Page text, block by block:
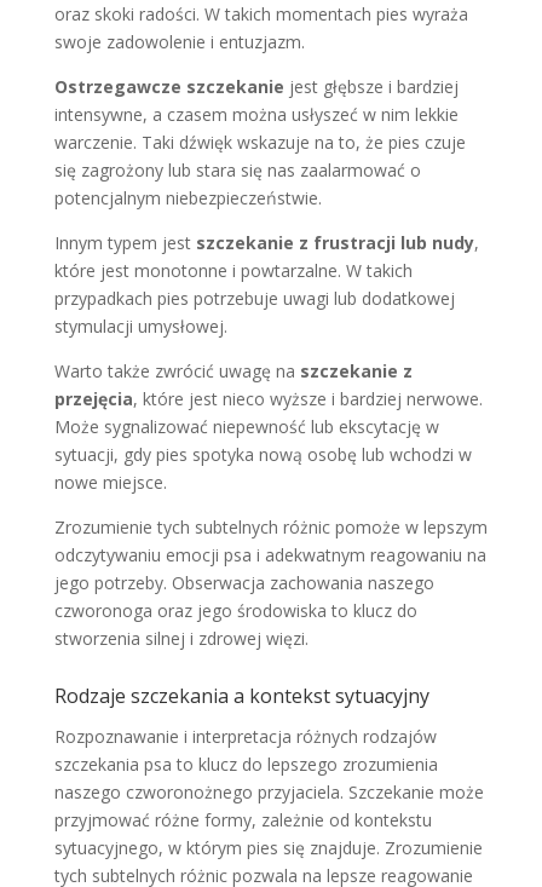
oraz skoki radości. W takich momentach pies wyraża
swoje zadowolenie i entuzjazm.
Ostrzegawcze szczekanie jest głębsze i bardziej
intensywne, a czasem można usłyszeć w nim lekkie
warczenie. Taki dźwięk wskazuje na to, że pies czuje
się zagrożony lub stara się nas zaalarmować o
potencjalnym niebezpieczeństwie.
Innym typem jest szczekanie z frustracji lub nudy,
które jest monotonne i powtarzalne. W takich
przypadkach pies potrzebuje uwagi lub dodatkowej
stymulacji umysłowej.
Warto także zwrócić uwagę na szczekanie z
przejęcia, które jest nieco wyższe i bardziej nerwowe.
Może sygnalizować niepewność lub ekscytację w
sytuacji, gdy pies spotyka nową osobę lub wchodzi w
nowe miejsce.
Zrozumienie tych subtelnych różnic pomoże w lepszym
odczytywaniu emocji psa i adekwatnym reagowaniu na
jego potrzeby. Obserwacja zachowania naszego
czworonoga oraz jego środowiska to klucz do
stworzenia silnej i zdrowej więzi.
Rodzaje szczekania a kontekst sytuacyjny
Rozpoznawanie i interpretacja różnych rodzajów
szczekania psa to klucz do lepszego zrozumienia
naszego czworonożnego przyjaciela. Szczekanie może
przyjmować różne formy, zależnie od kontekstu
sytuacyjnego, w którym pies się znajduje. Zrozumienie
tych subtelnych różnic pozwala na lepsze reagowanie